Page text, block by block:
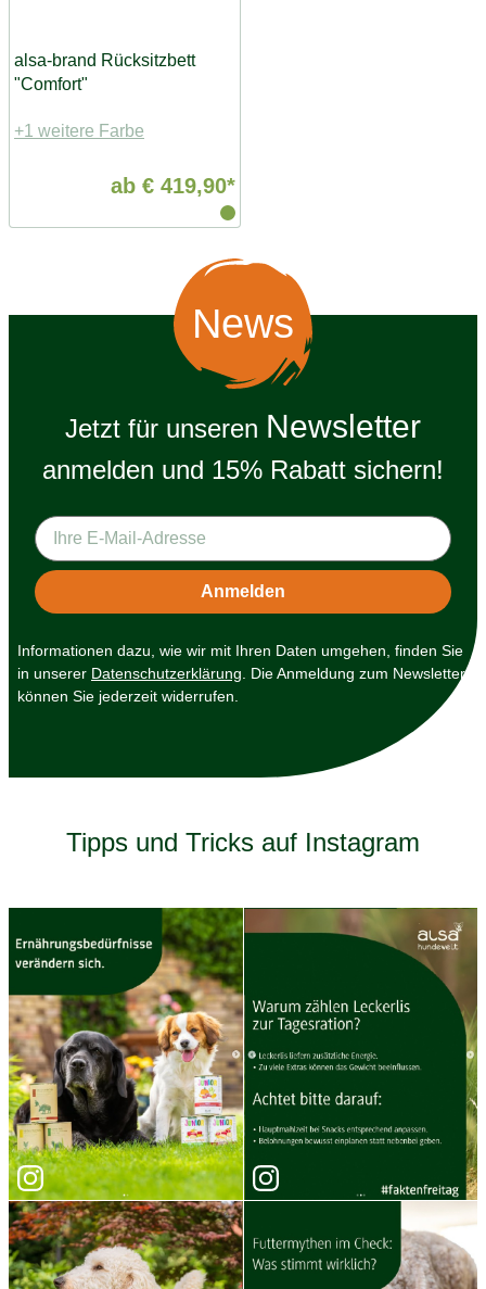
alsa-brand Rücksitzbett
"Comfort"
+1 weitere Farbe
ab € 419,90*
News
Jetzt für unseren Newsletter
anmelden und 15% Rabatt sichern!
Informationen dazu, wie wir mit Ihren Daten umgehen, finden Sie
in unserer Datenschutzerklärung . Die Anmeldung zum Newsletter
können Sie jederzeit widerrufen.
Tipps und Tricks auf Instagram